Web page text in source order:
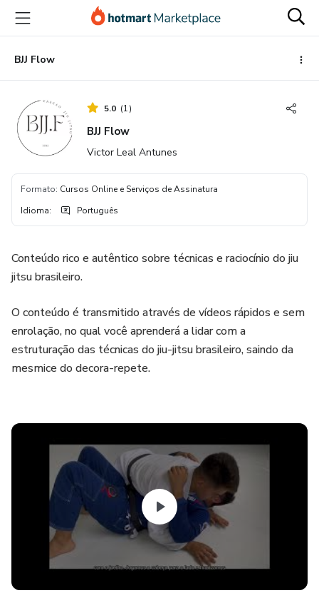
para
conteúdo
principal
para
pagamento
para
rodapé
BJJ Flow
5.0 (1)
BJJ Flow
Victor Leal Antunes
Formato: Cursos Online e Serviços de Assinatura
Idioma: Português
Conteúdo rico e autêntico sobre técnicas e raciocínio do jiu
jitsu brasileiro.
O conteúdo é transmitido através de vídeos rápidos e sem
enrolação, no qual você aprenderá a lidar com a
estruturação das técnicas do jiu-jitsu brasileiro, saindo da
mesmice do decora-repete.